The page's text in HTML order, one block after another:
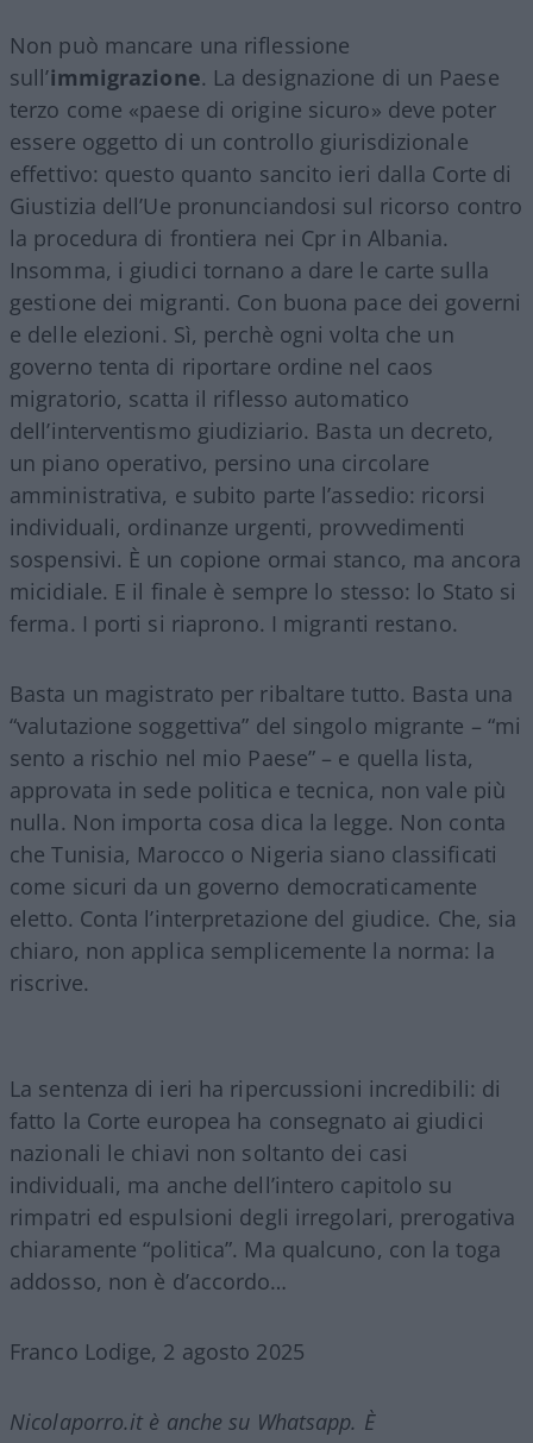
Non può mancare una riflessione
sull’immigrazione. La designazione di un Paese
terzo come «paese di origine sicuro» deve poter
essere oggetto di un controllo giurisdizionale
effettivo: questo quanto sancito ieri dalla Corte di
Giustizia dell’Ue pronunciandosi sul ricorso contro
la procedura di frontiera nei Cpr in Albania.
Insomma, i giudici tornano a dare le carte sulla
gestione dei migranti. Con buona pace dei governi
e delle elezioni. Sì, perchè ogni volta che un
governo tenta di riportare ordine nel caos
migratorio, scatta il riflesso automatico
dell’interventismo giudiziario. Basta un decreto,
un piano operativo, persino una circolare
amministrativa, e subito parte l’assedio: ricorsi
individuali, ordinanze urgenti, provvedimenti
sospensivi. È un copione ormai stanco, ma ancora
micidiale. E il finale è sempre lo stesso: lo Stato si
ferma. I porti si riaprono. I migranti restano.
Basta un magistrato per ribaltare tutto. Basta una
“valutazione soggettiva” del singolo migrante – “mi
sento a rischio nel mio Paese” – e quella lista,
approvata in sede politica e tecnica, non vale più
nulla. Non importa cosa dica la legge. Non conta
che Tunisia, Marocco o Nigeria siano classificati
come sicuri da un governo democraticamente
eletto. Conta l’interpretazione del giudice. Che, sia
chiaro, non applica semplicemente la norma: la
riscrive.
La sentenza di ieri ha ripercussioni incredibili: di
fatto la Corte europea ha consegnato ai giudici
nazionali le chiavi non soltanto dei casi
individuali, ma anche dell’intero capitolo su
rimpatri ed espulsioni degli irregolari, prerogativa
chiaramente “politica”. Ma qualcuno, con la toga
addosso, non è d’accordo…
Franco Lodige, 2 agosto 2025
Nicolaporro.it è anche su Whatsapp. È